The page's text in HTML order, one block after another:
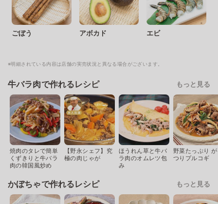
ごぼう アボカド エビ
※明細されている内容は店舗の実売状況と異なる場合がございます。
牛バラ肉で作れるレシピ もっと見る
焼肉のタレで簡単
くずきりと牛バラ
肉の韓国風炒め
【野永シェフ】究
極の肉じゃが
ほうれん草と牛バ
ラ肉のオムレツ包
み
野菜たっぷり
つりプルコギ
かぼちゃで作れるレシピ もっと見る